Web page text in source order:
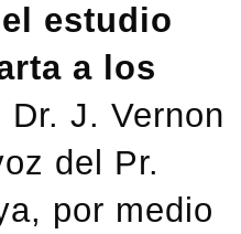
estudio
a los
Dr. J. Vernon
del Pr.
por medio